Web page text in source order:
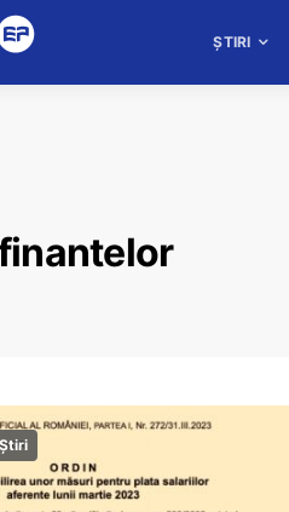
ȘTIRI
Știri